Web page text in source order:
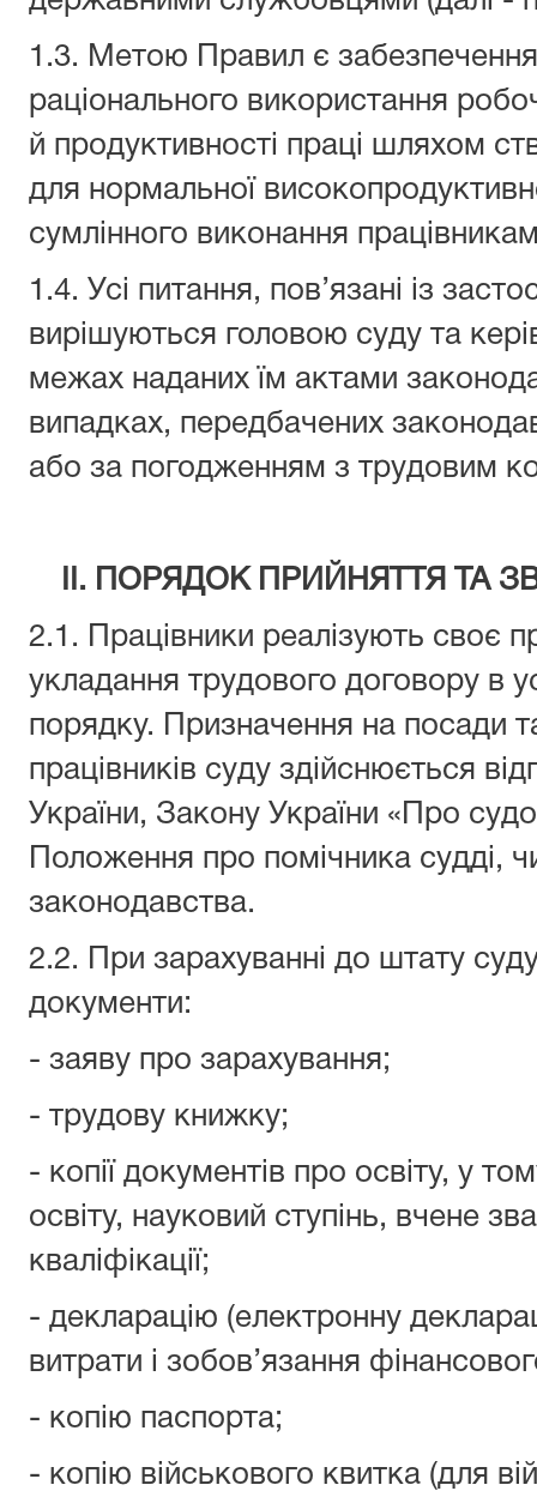
1.3. Метою Правил є забезпечення
раціонального використання
й продуктивності праці шляхом
для нормальної
сумлінного виконання
1.4. Усі питання, пов’язані із
вирішуються головою суду та
межах наданих їм актами
випадках, передбачених
або за погодженням з трудовим
ІІ. ПОРЯДОК ПРИЙНЯТТЯ ТА
2.1. Працівники реалізують своє
укладання трудового договору в
порядку. Призначення на посади
працівників суду здійснюється
України, Закону України «Про
Положення про помічника судді,
законодавства.
2.2. При зарахуванні до штату
документи:
- заяву про зарахування;
- трудову книжку;
- копії документів про освіту, у
освіту, науковий ступінь, вчене
кваліфікації;
- декларацію (електронну
витрати і зобов’язання
- копію паспорта;
- копію військового квитка (для